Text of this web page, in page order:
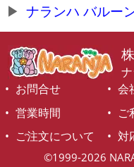
ナランハ バルー
お問合せ
会
営業時間
ご
ご注文について
対
©1999-2026